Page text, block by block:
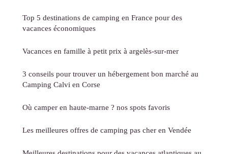
Top 5 destinations de camping en France pour des
vacances économiques
Vacances en famille à petit prix à argelès-sur-mer
3 conseils pour trouver un hébergement bon marché au
Camping Calvi en Corse
Où camper en haute-marne ? nos spots favoris
Les meilleures offres de camping pas cher en Vendée